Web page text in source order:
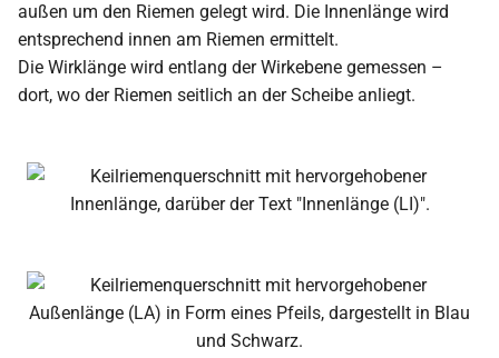
außen um den Riemen gelegt wird. Die Innenlänge wird
entsprechend innen am Riemen ermittelt.
Die Wirklänge wird entlang der Wirkebene gemessen –
dort, wo der Riemen seitlich an der Scheibe anliegt.